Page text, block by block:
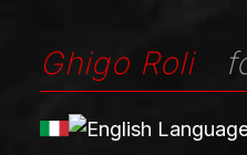
Ghigo Roli